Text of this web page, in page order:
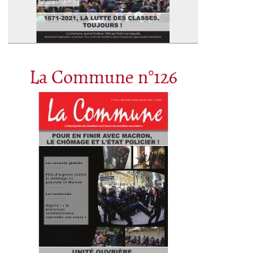
La Commune n°126